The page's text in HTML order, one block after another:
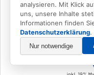
analysieren. Mit Klick
uns, unsere Inhalte
Informationen finden
Datenschutzerklärung.
Nur notwendige